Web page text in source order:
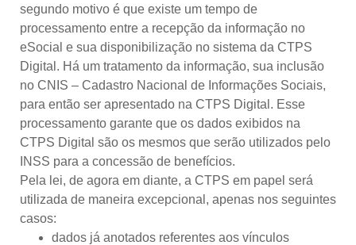
segundo motivo é que existe um tempo de
processamento entre a recepção da informação no
eSocial e sua disponibilização no sistema da CTPS
Digital. Há um tratamento da informação, sua inclusão
no CNIS – Cadastro Nacional de Informações Sociais,
para então ser apresentado na CTPS Digital. Esse
processamento garante que os dados exibidos na
CTPS Digital são os mesmos que serão utilizados pelo
INSS para a concessão de benefícios.
Pela lei, de agora em diante, a CTPS em papel será
utilizada de maneira excepcional, apenas nos seguintes
casos:
dados já anotados referentes aos vínculos